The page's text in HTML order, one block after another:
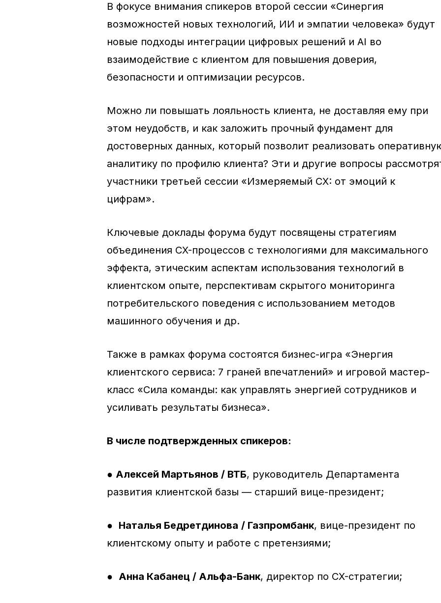
В фокусе внимания спикеров второй сессии «Синергия
возможностей новых технологий, ИИ и эмпатии человека» будут
новые подходы интеграции цифровых решений и AI во
взаимодействие с клиентом для повышения доверия,
безопасности и оптимизации ресурсов.
Можно ли повышать лояльность клиента, не доставляя ему при
этом неудобств, и как заложить прочный фундамент для
достоверных данных, который позволит реализовать
аналитику по профилю клиента? Эти и другие вопросы
участники третьей сессии «Измеряемый CX: от эмоций к
цифрам».
Ключевые доклады форума будут посвящены стратегиям
объединения CX-процессов с технологиями для максимального
эффекта, этическим аспектам использования технологий в
клиентском опыте, перспективам скрытого мониторинга
потребительского поведения с использованием методов
машинного обучения и др.
Также в рамках форума состоятся бизнес-игра «Энергия
клиентского сервиса: 7 граней впечатлений» и игровой мастер-
класс «Сила команды: как управлять энергией сотрудников и
усиливать результаты бизнеса».
В числе подтвержденных спикеров:
● Алексей Мартьянов / ВТБ, руководитель Департамента
развития клиентской базы — старший вице-президент;
● Наталья Бедретдинова / Газпромбанк, вице-президент по
клиентскому опыту и работе с претензиями;
● Анна Кабанец / Альфа-Банк, директор по CX-стратегии;